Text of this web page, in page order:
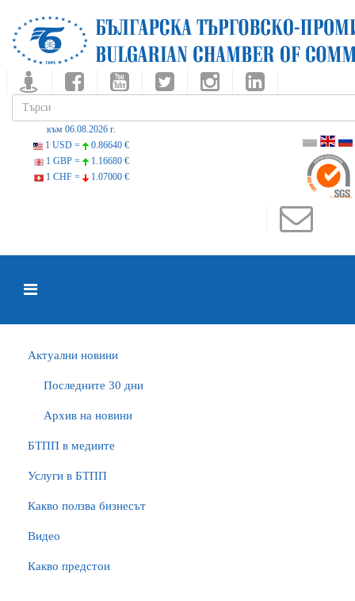
към 06.08.2026 г.
1 USD =
0.86640 €
1 GBP =
1.16680 €
1 CHF =
1.07000 €
Актуални новини
Последните 30 дни
Архив на новини
БTПП в медиите
Услуги в БТПП
Какво ползва бизнесът
Видео
Какво предстои